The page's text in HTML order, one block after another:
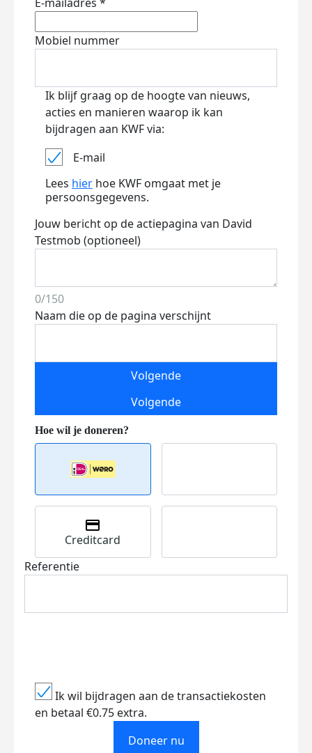
Mobiel nummer
Ik blijf graag op de hoogte van nieuws,
acties en manieren waarop ik kan
bijdragen aan KWF via:
E-mail
Lees hier hoe KWF omgaat met je
persoonsgegevens.
Jouw bericht op de actiepagina van David
Testmob (optioneel)
0/150
Naam die op de pagina verschijnt
Volgende
Volgende
Creditcard
Referentie
Ik wil bijdragen aan de transactiekosten
en betaal €0.75 extra.
Doneer nu